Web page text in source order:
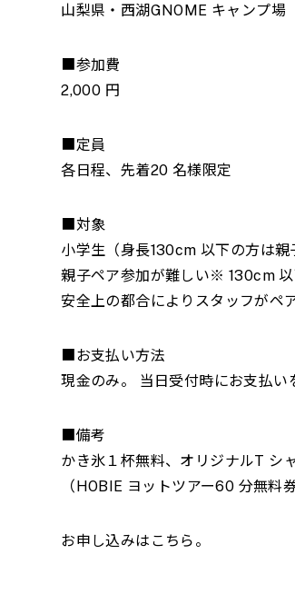
山梨県・西湖GNOME キャンプ場
■参加費
2,000 円
■定員
各日程、先着20 名様限定
■対象
小学生（身長130cm 以下の方は親
親子ペア参加が難しい※ 130cm 以
安全上の都合によりスタッフがペ
■お支払い方法
現金のみ。 当日受付時にお支払い
■備考
かき氷１杯無料、オリジナルT シ
（HOBIE ヨットツアー60 分無料
お申し込みはこちら。